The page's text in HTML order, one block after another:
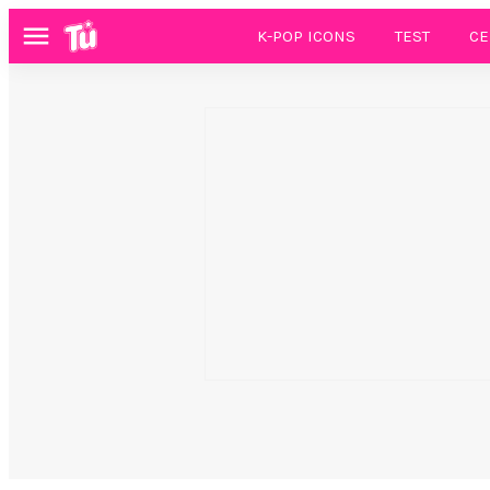
Menú K-POP ICONS TEST